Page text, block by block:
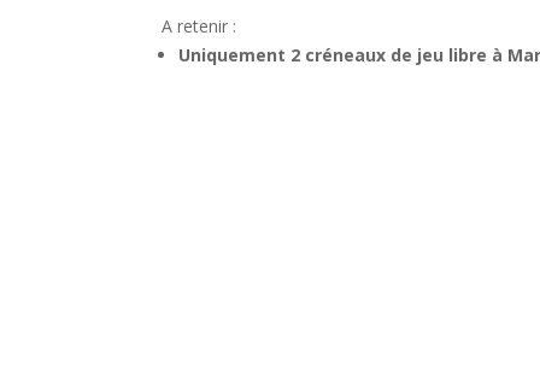
A retenir :
Uniquement 2 créneaux de jeu libre à